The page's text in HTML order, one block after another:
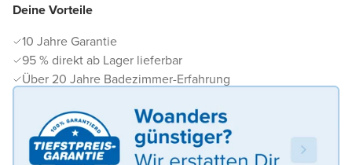
Deine Vorteile
10 Jahre Garantie
95 % direkt ab Lager lieferbar
Über 20 Jahre Badezimmer-Erfahrung